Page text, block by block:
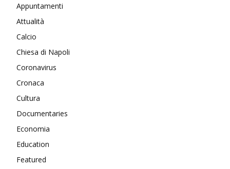
Appuntamenti
Attualità
Calcio
Chiesa di Napoli
Coronavirus
Cronaca
Cultura
Documentaries
Economia
Education
Featured